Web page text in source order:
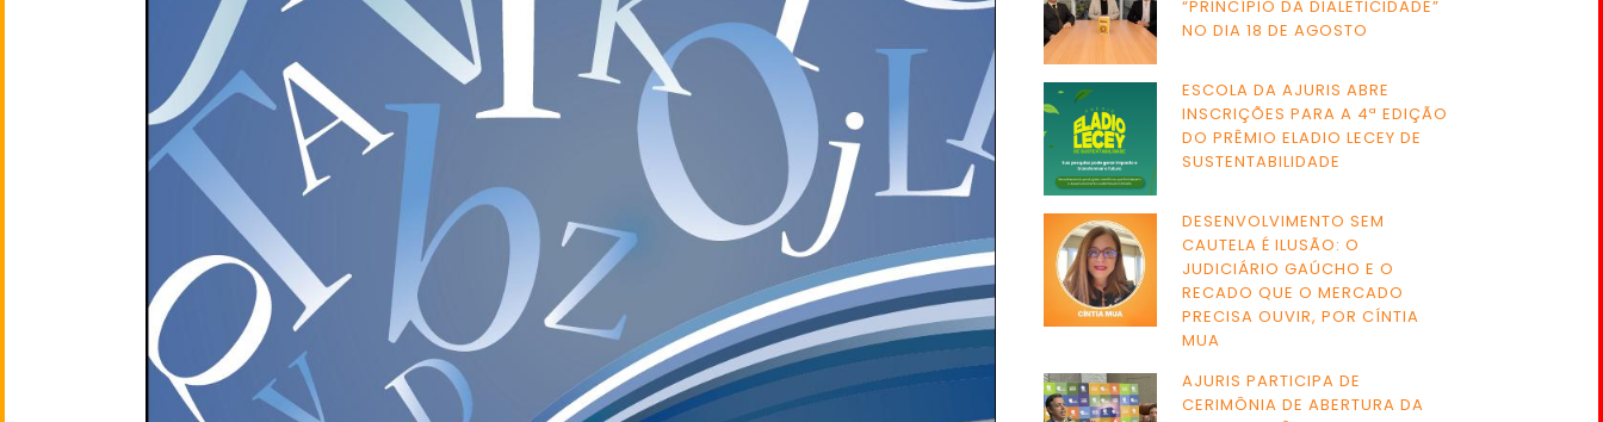
“PRINCÍPIO DA DIALETICIDADE”
NO DIA 18 DE AGOSTO
ESCOLA DA AJURIS ABRE
INSCRIÇÕES PARA A 4ª EDIÇÃO
DO PRÊMIO ELADIO LECEY DE
SUSTENTABILIDADE
DESENVOLVIMENTO SEM
CAUTELA É ILUSÃO: O
JUDICIÁRIO GAÚCHO E O
RECADO QUE O MERCADO
PRECISA OUVIR, POR CÍNTIA
MUA
AJURIS PARTICIPA DE
CERIMÔNIA DE ABERTURA DA